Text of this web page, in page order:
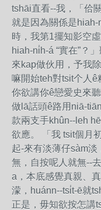
tshāi直看--我，「佮
就是因為關係是
時，我第1擺知影空
hiah-ni̍h-á “實在”？
來kap做伙用，予我
嘛開始teh對tsit个人ê
你欲講你ê戀愛史來
做lā話頭ê路用niā-
款兩支手khûn--leh
欲應。 「我 tsit個月
起-來有淡薄仔sàm
無，自按呢人就無--
a，本底感覺真親、
濛，huánn--tsi̍t-ē就
正是，毋知欲按怎講